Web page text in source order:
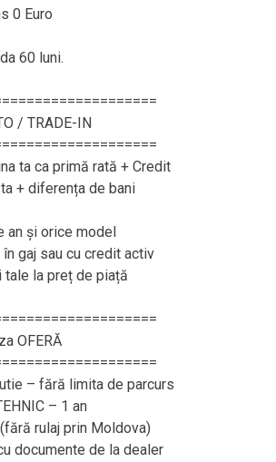
0 Euro
60 luni.
/ TRADE-IN
ta ca primă rată + Credit
+ diferența de bani
an și orice model
gaj sau cu credit activ
tale la preț de piață
OFERĂ
– fără limita de parcurs
– 1 an
rulaj prin Moldova)
documente de la dealer